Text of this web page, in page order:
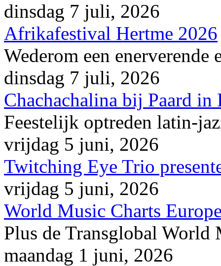
dinsdag 7 juli, 2026
Afrikafestival Hertme 2026
Wederom een enerverende
dinsdag 7 juli, 2026
Chachachalina bij Paard in
Feestelijk optreden latin-
vrijdag 5 juni, 2026
Twitching Eye Trio
vrijdag 5 juni, 2026
World Music Charts
Plus de Transglobal World
maandag 1 juni, 2026